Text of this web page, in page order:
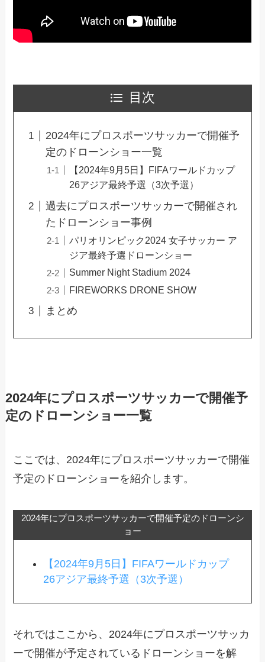
目次
2024年にプロスポーツサッカーで開催予
定のドローンショー一覧
【2024年9月5日】FIFAワールドカップ
26アジア最終予選（3次予選）
過去にプロスポーツサッカーで開催され
たドローンショー事例
パリオリンピック2024 女子サッカー ア
ジア最終予選ドローンショー
Summer Night Stadium 2024
FIREWORKS DRONE SHOW
まとめ
2024年にプロスポーツサッカーで開催予
定のドローンショー一覧
ここでは、2024年にプロスポーツサッカーで開催
予定のドローンショーを紹介します。
2024年にプロスポーツサッカーで開催予定のドローンシ
ョー
【2024年9月5日】FIFAワールドカップ
26アジア最終予選（3次予選）
それではここから、2024年にプロスポーツサッカ
ーで開催が予定されているドローンショーを解